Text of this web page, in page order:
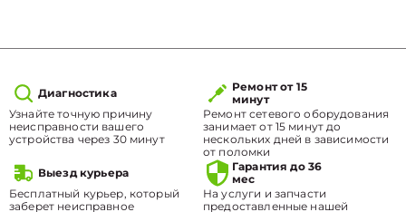
Диагностика
Узнайте точную причину
неисправности вашего
устройства через 30 минут
Ремонт от 15
минут
Ремонт сетевого оборудования
занимает от 15 минут до
нескольких дней в зависимости
от поломки
Выезд курьера
Бесплатный курьер, который
заберет неисправное
Гарантия до 36
мес
На услуги и запчасти
предоставленные нашей